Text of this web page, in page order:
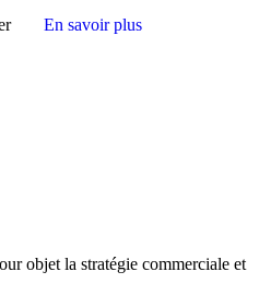
En savoir plus
objet la stratégie commerciale et